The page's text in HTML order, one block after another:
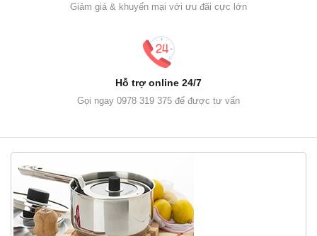
Giảm giá & khuyến mại với ưu đãi cực lớn
Hỗ trợ online 24/7
Gọi ngay 0978 319 375 để được tư vấn